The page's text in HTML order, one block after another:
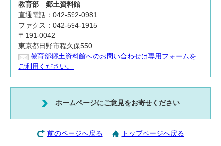
教育部郷土資料館
直通電話：042-592-0981
ファクス：042-594-1915
〒191-0042
東京都日野市程久保550
教育部郷土資料館へのお問い合わせは専用フォームを
ご利用ください。
ホームページにご意見をお寄せください
前のページへ戻る トップページへ戻る